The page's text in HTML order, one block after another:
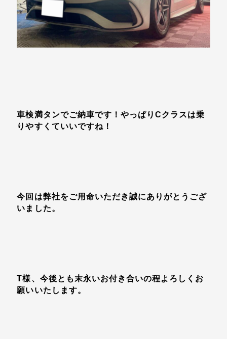
車検満タンでご納車です！やっぱりCクラスは乗
りやすくていいですね！
今回は弊社をご用命いただき誠にありがとうござ
いました。
T様、今後とも末永いお付き合いの程よろしくお
願いいたします。